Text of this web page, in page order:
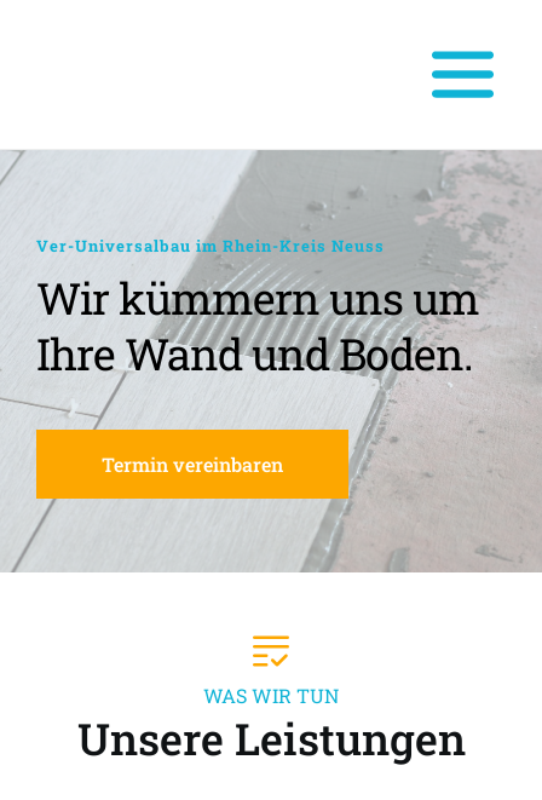
Ver-Universalbau im Rhein-Kreis Neuss
Wir kümmern uns um
Ihre Wand und Boden.
Termin vereinbaren
WAS WIR TUN
Unsere Leistungen